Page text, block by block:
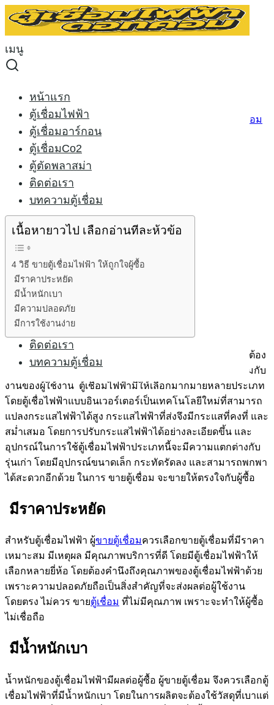
Skip
เมนู
หน้าแรก
ตู้เชื่อมไฟฟ้า
ตู้เชื่อมอาร์กอน
ตู้เชื่อมCo2
ตู้ตัดพลาสม่า
ติดต่อเรา
บทความตู้เชื่อม
หน้าแรก
ตู้เชื่อมไฟฟ้า
ตู้เชื่อมอาร์กอน
ตู้เชื่อมCo2
ตู้ตัดพลาสม่า
ติดต่อเรา
บทความตู้เชื่อม
for:
ขายตู้เชื่อมไฟฟ้า ให้ถูกใจผู้ซื้อ
04/06/201524/02/2021 บทความตู้เชื่อม
rilon-arc-300
4 วิธีขายตู้เชื่อมไฟฟ้า
เนื้อหายาวไป เลือกอ่านทีละห้วข้อ
4 วิธี ขายตู้เชื่อมไฟฟ้า ให้ถูกใจผู้ซื้อ
มีราคาประหยัด
มีน้ำหนักเบา
มีความปลอดภัย
มีการใช้งานง่าย
การขายตู้เชื่อม ไม่ว่าจะประเภทใดก็ตาม อันดับแรกที่ผู้ขายต้อง
คำนึงถึงผู้ซื้อเป็นสำคัญ ตู้เชื่อมต้องมีคุณภาพ และ เหมาะสมกับ
งานของผู้ใช้งาน ตู้เชื่อมไฟฟ้ามีให้เลือกมากมายหลายประเภท
โดยตู้เชื่อไฟฟ้าแบบอินเวอร์เตอร์เป็นเทคโนโลยีใหม่ที่สามารถ
แปลงกระแสไฟฟ้าได้สูง กระแสไฟฟ้าที่ส่งจึงมีกระแสที่คงที่ และ
สม่ำเสมอ โดยการปรับกระแสไฟฟ้าได้อย่างละเอียดขึ้น และ
อุปกรณ์ในการใช้ตู้เชื่อมไฟฟ้าประเภทนี้จะมีความแตกต่างกับ
รุ่นเก่า โดยมีอุปกรณ์ขนาดเล็ก กระทัดรัดลง และสามารถพกพา
ได้สะดวกอีกด้วย ในการ ขายตู้เชื่อม จะขายให้ตรงใจกับผู้ซื้อ
มีราคาประหยัด
สำหรับตู้เชื่อมไฟฟ้า ผู้ขายตู้เชื่อมควรเลือกขายตู้เชื่อมที่มีราคา
เหมาะสม มีเหตุผล มีคุณภาพบริการที่ดี โดยมีตู้เชื่อมไฟฟ้าให้
เลือกหลายยี่ห้อ โดยต้องคำนึงถึงคุณภาพของตู้เชื่อมไฟฟ้าด้วย
เพราะความปลอดภัยถือเป็นสิ่งสำคัญที่จะส่งผลต่อผู้ใช้งาน
โดยตรง ไม่ควร ขายตู้เชื่อม ที่ไม่มีคุณภาพ เพราะจะทำให้ผู้ซื้อ
ไม่เชื่อถือ
มีน้ำหนักเบา
น้ำหนักของตู้เชื่อมไฟฟ้ามีผลต่อผู้ซื้อ ผู้ขายตู้เชื่อม จึงควรเลือกตู้
เชื่อมไฟฟ้าที่มีน้ำหนักเบา โดยในการผลิตจะต้องใช้วัสดุที่เบาแต่